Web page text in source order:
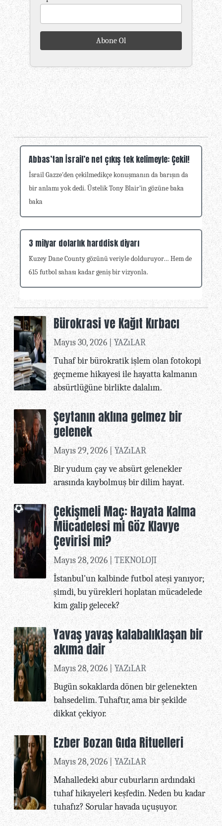
Abbas’tan İsrail’e net çıkış tek kelimeyle: Çekil!
İsrail Gazze'den çekilmedikçe konuşmanın da barışın da
bir anlamı yok dedi. Üstelik Tony Blair’in gözüne baka
baka
3 milyar dolarlık harddisk diyarı
Kuzey Dane County gözünü veriyle dolduruyor… Hem de
615 futbol sahası kadar geniş bir vizyonla.
Bürokrasi ve Kağıt Kırbacı
Mayıs 30, 2026 | YAZıLAR
Tuhaf bir bürokratik işlem olan fotokopi
geçmeme hikayesi ile hayatta kalmanın
absürtlüğüne birlikte dalalım.
Şeytanın aklına gelmez bir
gelenek
Mayıs 29, 2026 | YAZıLAR
Bir yudum çay ve absürt gelenekler
arasında kaybolmuş bir dilim hayat.
Çekişmeli Maç: Hayata Kalma
Mücadelesi mi Göz Klavye
Çevirisi mi?
Mayıs 28, 2026 | TEKNOLOJI
İstanbul'un kalbinde futbol ateşi yanıyor;
şimdi, bu yürekleri hoplatan mücadelede
kim galip gelecek?
Yavaş yavaş kalabalıklaşan bir
akıma dair
Mayıs 28, 2026 | YAZıLAR
Bugün sokaklarda dönen bir gelenekten
bahsedelim. Tuhaftır, ama bir şekilde
dikkat çekiyor.
Ezber Bozan Gıda Rituelleri
Mayıs 28, 2026 | YAZıLAR
Mahalledeki abur cuburların ardındaki
tuhaf hikayeleri keşfedin. Neden bu kadar
tuhafız? Sorular havada uçuşuyor.